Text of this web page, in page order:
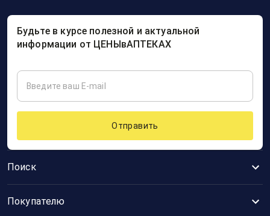
Поиск
Покупателю
Будьте в курсе полезной и актуальной
информации от ЦЕНЫвАПТЕКАХ
Отправить